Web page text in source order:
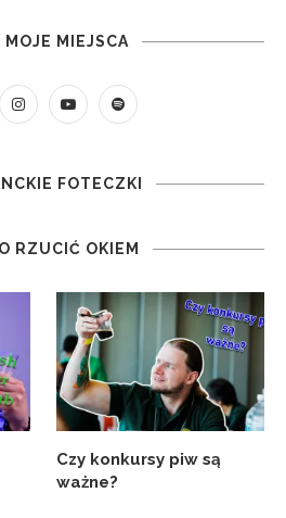
MOJE MIEJSCA
FOTECZKI
RZUCIĆ OKIEM
Czy konkursy piw są
ważne?